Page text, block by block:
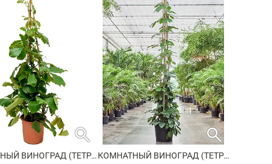
search
КОМНАТНЫЙ ВИНОГРАД (ТЕТРАСТИГМА ВУАНЬЕ) ПИРАМИДА
search
КОМНАТНЫЙ ВИНОГРАД (ТЕТРАСТИГМА ВУАНЬЕ) ПИРАМИДА